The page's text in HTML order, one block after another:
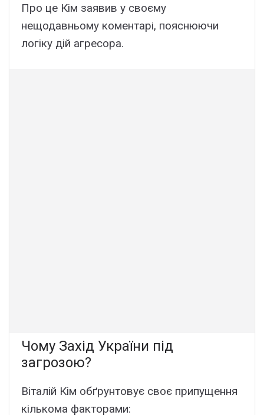
Про це Кім заявив у своєму
нещодавньому коментарі, пояснюючи
логіку дій агресора.
Чому Захід України під
загрозою?
Віталій Кім обґрунтовує своє припущення
кількома факторами: